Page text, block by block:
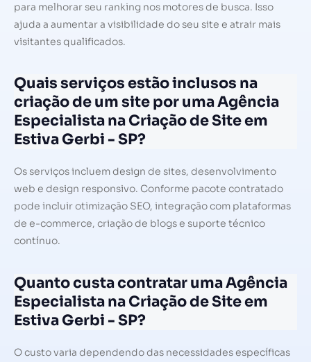
para melhorar seu ranking nos motores de busca. Isso
ajuda a aumentar a visibilidade do seu site e atrair mais
visitantes qualificados.
Quais serviços estão inclusos na
criação de um site por uma Agência
Especialista na Criação de Site em
Estiva Gerbi - SP?
Os serviços incluem design de sites, desenvolvimento
web e design responsivo. Conforme pacote contratado
pode incluir otimização SEO, integração com plataformas
de e-commerce, criação de blogs e suporte técnico
contínuo.
Quanto custa contratar uma Agência
Especialista na Criação de Site em
Estiva Gerbi - SP?
O custo varia dependendo das necessidades específicas